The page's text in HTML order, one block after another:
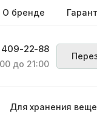
О бренде
409-22-88
до 21:00
Для хранения